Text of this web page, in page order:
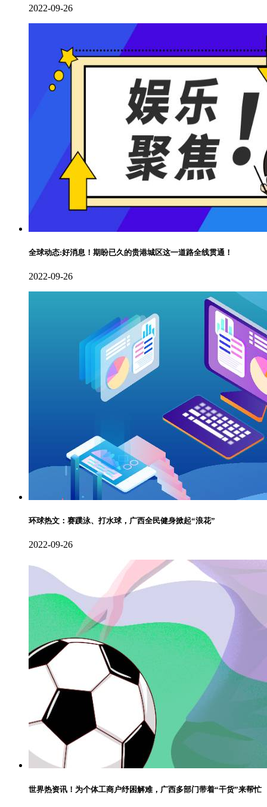
2022-09-26
全球动态:好消息！期盼已久的贵港城区这一道路全线贯通！
2022-09-26
环球热文：赛蹼泳、打水球，广西全民健身掀起“浪花”
2022-09-26
世界热资讯！为个体工商户纾困解难，广西多部门带着“干货”来帮忙